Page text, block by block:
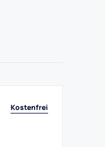
Kostenfrei